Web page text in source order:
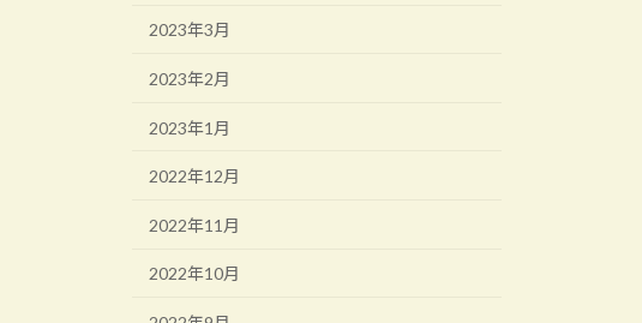
2023年3月
2023年2月
2023年1月
2022年12月
2022年11月
2022年10月